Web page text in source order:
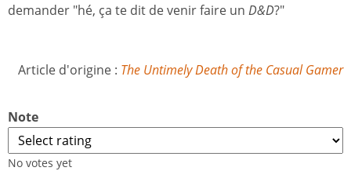
demander "hé, ça te dit de venir faire un D&D?"
Article d'origine : The Untimely Death of the Casual Gamer
Note
No votes yet